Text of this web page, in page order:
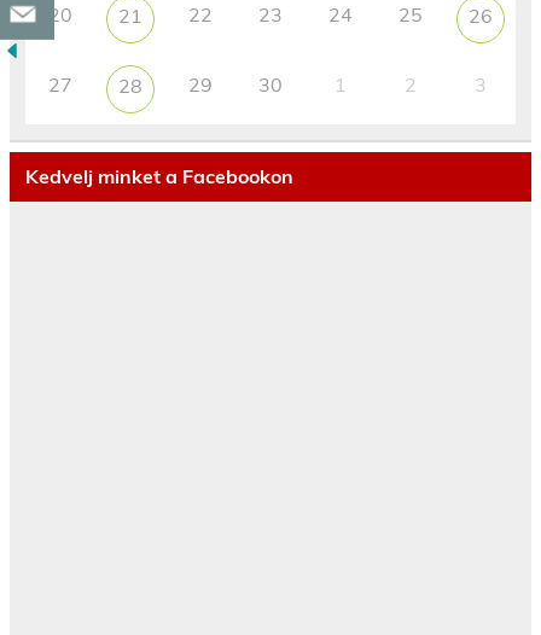
20 21 22 23 24 25 26
27 28 29 30 1 2 3
Kedvelj minket a Facebookon